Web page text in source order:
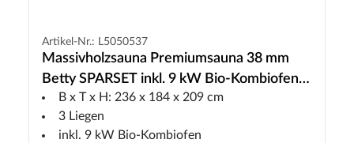
Artikel-Nr.: L5050537
Massivholzsauna Premiumsauna 38 mm
Betty SPARSET inkl. 9 kW Bio-Kombiofen
und ext. Steuerung
B x T x H: 236 x 184 x 209 cm
3 Liegen
inkl. 9 kW Bio-Kombiofen